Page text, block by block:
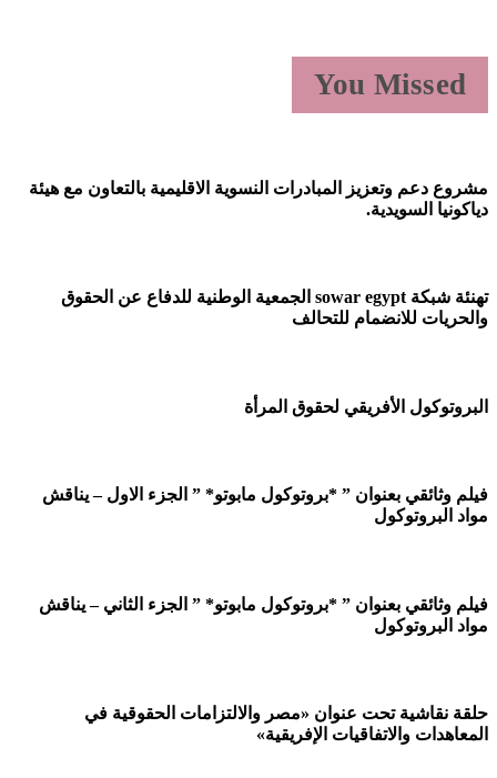
You Missed
دعم وتعزيز المبادرات النسوية الاقليمية بالتعاون مع هيئة
السويدية.
تهنئة شبكة sowar egypt الجمعية الوطنية للدفاع عن الحقوق
للانضمام للتحالف
الأفريقي لحقوق المرأة
وثائقي بعنوان ” *بروتوكول مابوتو* ” الجزء الاول – يناقش
البروتوكول
وثائقي بعنوان ” *بروتوكول مابوتو* ” الجزء الثاني – يناقش
البروتوكول
نقاشية تحت عنوان «مصر والالتزامات الحقوقية في
والاتفاقيات الإفريقية»